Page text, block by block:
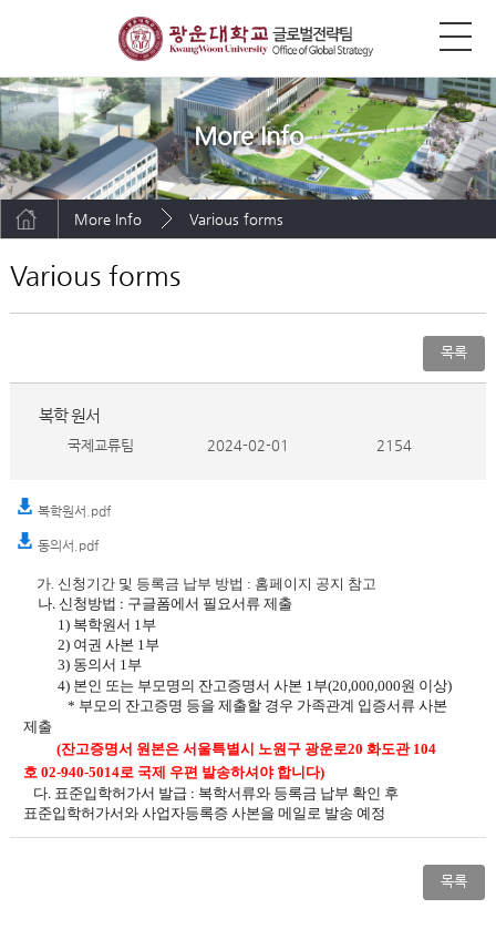
More Info
More Info Various forms
Various forms
목록
복학 원서
국제교류팀 2024-02-01 2154
복학원서.pdf
동의서.pdf
가. 신청기간 및 등록금 납부 방법 : 홈페이지 공지 참고
나.신청방법 : 구글폼에서 필요서류 제출
1) 복학원서 1부
2) 여권 사본 1부
3) 동의서 1부
4) 본인 또는 부모명의 잔고증명서 사본 1부(20,000,000원 이상)
* 부모의 잔고증명 등을 제출할 경우 가족관계 입증서류 사본
제출
(잔고증명서 원본은 서울특별시 노원구 광운로20 화도관 104
호 02-940-5014로 국제 우편 발송하셔야 합니다)
다. 표준입학허가서 발급 : 복학서류와 등록금 납부 확인 후
표준입학허가서와 사업자등록증 사본을 메일로 발송 예정
목록